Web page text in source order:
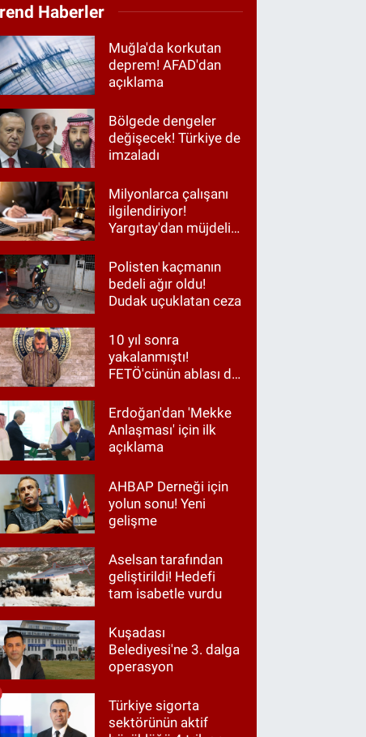
Haberler
Muğla'da korkutan
deprem! AFAD'dan
açıklama
Bölgede dengeler
değişecek! Türkiye de
imzaladı
Milyonlarca çalışanı
ilgilendiriyor!
Yargıtay'dan müjdeli
Polisten kaçmanın
bedeli ağır oldu!
Dudak uçuklatan ceza
10 yıl sonra
yakalanmıştı!
FETÖ'cünün ablası da
Erdoğan'dan 'Mekke
Anlaşması' için ilk
açıklama
AHBAP Derneği için
yolun sonu! Yeni
gelişme
Aselsan tarafından
geliştirildi! Hedefi
tam isabetle vurdu
Kuşadası
Belediyesi'ne 3. dalga
operasyon
Türkiye sigorta
sektörünün aktif